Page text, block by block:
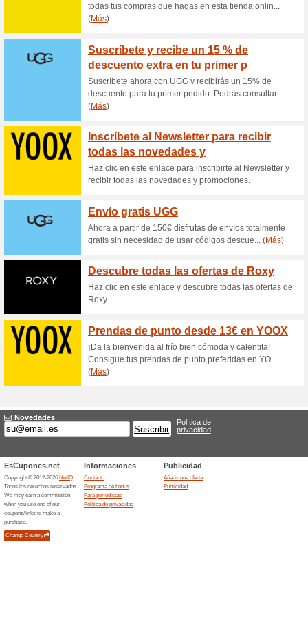
Envíos gratis desde
100% ha funcionado
Entre las prendas de Vogue
piezas exclusivas como
Earth Edition, con algodón
año podrás disfrutar de los
Además, si te suscribes a la
novedades como las
Oferta Vogue:
esta sele
100% ha funcionado
Además de poder ahorrar en
permanente de Special